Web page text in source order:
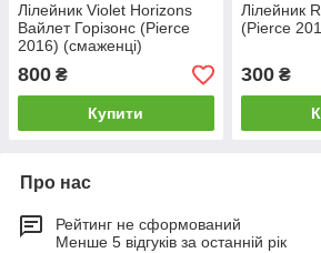
Лілейник Violet Horizons
Вайлет Горізонс (Pierce
2016) (смаженці)
800 ₴
Купити
Лілейник
(Pierce
300₴
Про нас
Рейтинг не сформований
Менше 5 відгуків за останній рік